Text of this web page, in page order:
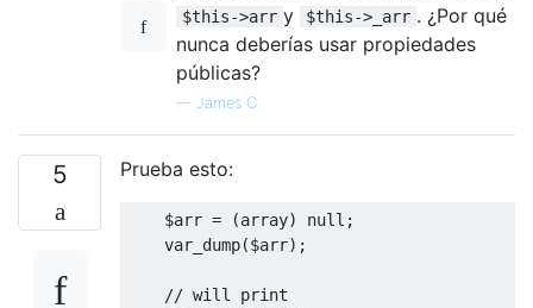
$this->arr y $this->_arr . ¿Por qué
nunca deberías usar propiedades
públicas?
— James C
5 Prueba esto:
    $arr
= (array) null ;
    var_dump
($arr);
// will print